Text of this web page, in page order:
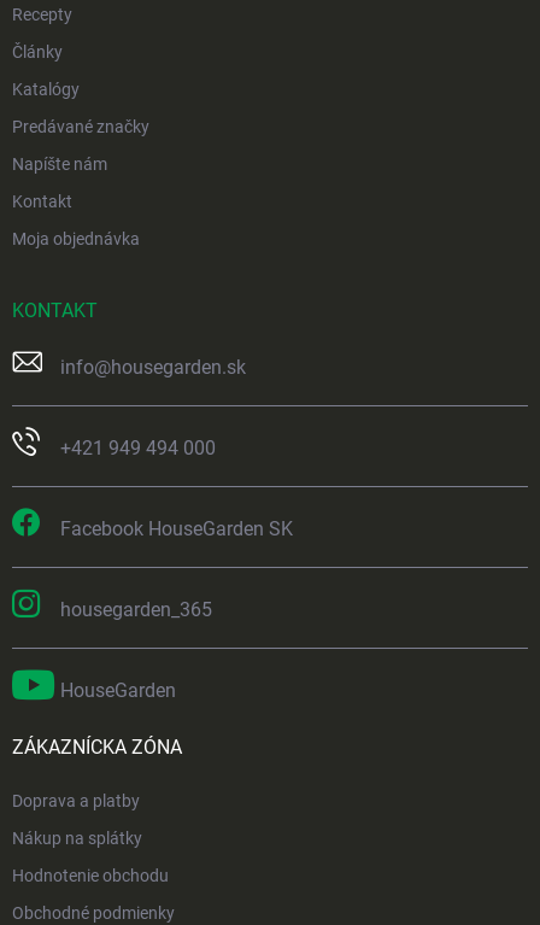
Recepty
Články
Katalógy
Predávané značky
Napíšte nám
Kontakt
Moja objednávka
KONTAKT
info@housegarden.sk
+421 949 494 000
Facebook HouseGarden SK
housegarden_365
HouseGarden
ZÁKAZNÍCKA ZÓNA
Doprava a platby
Nákup na splátky
Hodnotenie obchodu
Obchodné podmienky